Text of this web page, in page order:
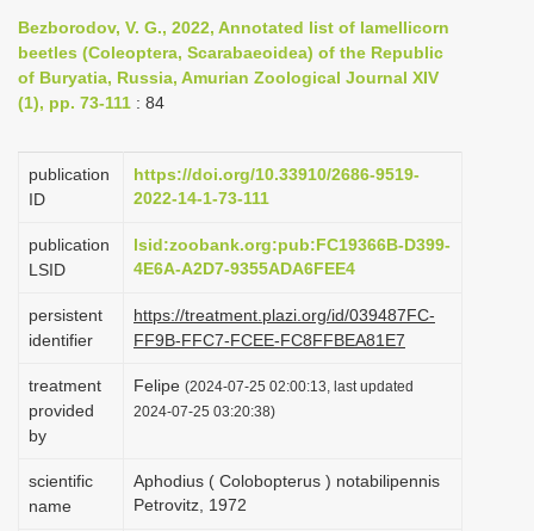
i
g
i
o
Bezborodov, V. G., 2022, Annotated list of lamellicorn
beetles (Coleoptera, Scarabaeoidea) of the Republic
of Buryatia, Russia, Amurian Zoological Journal XIV
(1), pp. 73-111 : 84
publication
ID
https://doi.org/10.33910/2686-9519-
2022-14-1-73-111
publication
LSID
lsid:zoobank.org:pub:FC19366B-D399-
4E6A-A2D7-9355ADA6FEE4
persistent
identifier
https://treatment.plazi.org/id/039487FC-
FF9B-FFC7-FCEE-FC8FFBEA81E7
treatment
provided
by
Felipe (2024-07-25 02:00:13, last updated
2024-07-25 03:20:38)
scientific
name
Aphodius ( Colobopterus ) notabilipennis
Petrovitz, 1972